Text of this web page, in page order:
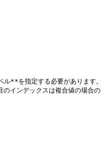
目のインデックスは複合